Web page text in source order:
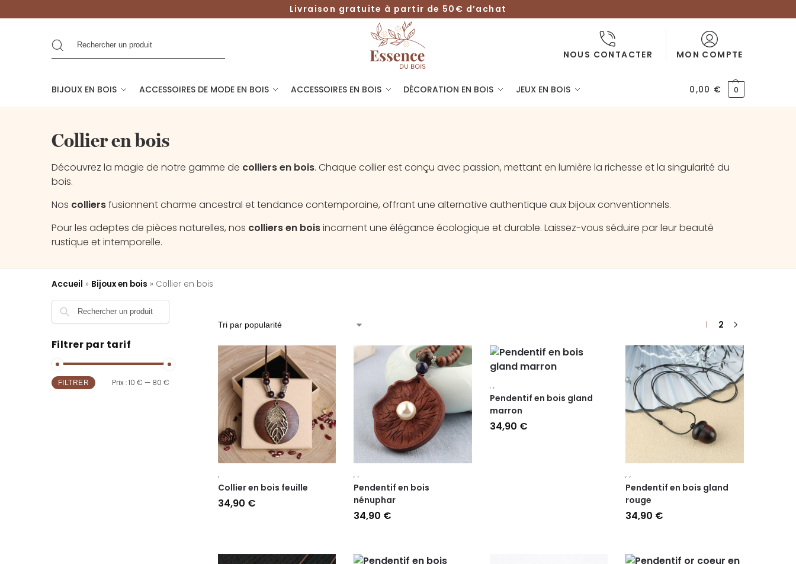
Livraison gratuite à partir de 50€ d’achat
NOUS CONTACTER MON COMPTE
BIJOUX EN BOIS ACCESSOIRES DE MODE EN BOIS ACCESSOIRES EN BOIS DÉCORATION EN BOIS JEUX EN BOIS 0,00 € 0
Collier en bois
Découvrez la magie de notre gamme de colliers en bois. Chaque collier est conçu avec passion, mettant en lumière la richesse et la singularité du
bois.
Nos colliersfusionnent charme ancestral et tendance contemporaine, offrant une alternative authentique aux bijoux conventionnels.
Pour les adeptes de pièces naturelles, nos colliers en boisincarnent une élégance écologique et durable. Laissez-vous séduire par leur beauté
rustique et intemporelle.
Accueil » Bijoux en bois » Collier en bois
1 2
,
Collier en bois feuille
34,90 €
, ,
Pendentif en bois
nénuphar
34,90 €
,,
Pendentif en bois gland
marron
34,90 €
, ,
Pendentif en bois gland
rouge
34,90 €
Filtrer par tarif
FILTRER Prix :10 € — 80 €